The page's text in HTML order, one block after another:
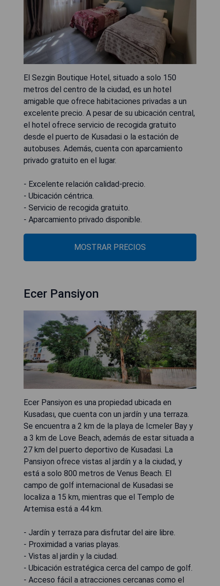
El Sezgin Boutique Hotel, situado a solo 150
metros del centro de la ciudad, es un hotel
amigable que ofrece habitaciones privadas a un
excelente precio. A pesar de su ubicación central,
el hotel ofrece servicio de recogida gratuito
desde el puerto de Kusadasi o la estación de
autobuses. Además, cuenta con aparcamiento
privado gratuito en el lugar.
- Excelente relación calidad-precio.
- Ubicación céntrica.
- Servicio de recogida gratuito.
- Aparcamiento privado disponible.
MOSTRAR PRECIOS
Ecer Pansiyon
Ecer Pansiyon es una propiedad ubicada en
Kusadası, que cuenta con un jardín y una terraza.
Se encuentra a 2 km de la playa de Icmeler Bay y
a 3 km de Love Beach, además de estar situada a
27 km del puerto deportivo de Kusadasi. La
Pansiyon ofrece vistas al jardín y a la ciudad, y
está a solo 800 metros de Venus Beach. El
campo de golf internacional de Kusadasi se
localiza a 15 km, mientras que el Templo de
Artemisa está a 44 km.
- Jardín y terraza para disfrutar del aire libre.
- Proximidad a varias playas.
- Vistas al jardín y la ciudad.
- Ubicación estratégica cerca del campo de golf.
- Acceso fácil a atracciones cercanas como el